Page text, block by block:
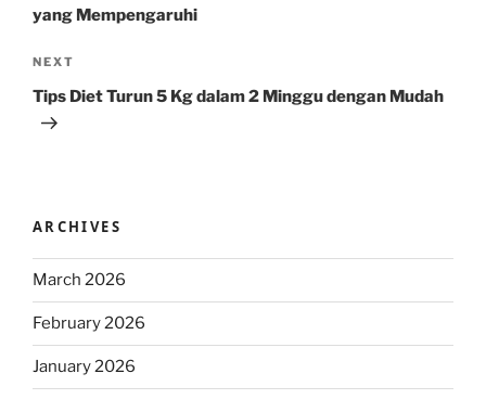
yang Mempengaruhi
Next
Post
NEXT
Tips Diet Turun 5 Kg dalam 2 Minggu dengan Mudah
ARCHIVES
March 2026
February 2026
January 2026